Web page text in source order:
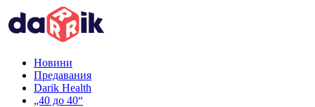
Новини
Предавания
Darik Health
„40 до 40“